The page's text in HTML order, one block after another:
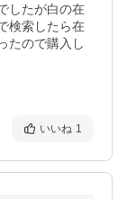
したが白の在
検索したら在
たので購入し
いいね 1